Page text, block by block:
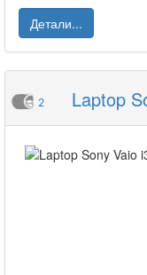
Детали...
2 Laptop